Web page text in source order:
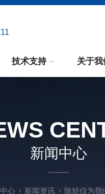
技术支持 关于我
新闻中心
心 新闻资讯 除烃仪为我